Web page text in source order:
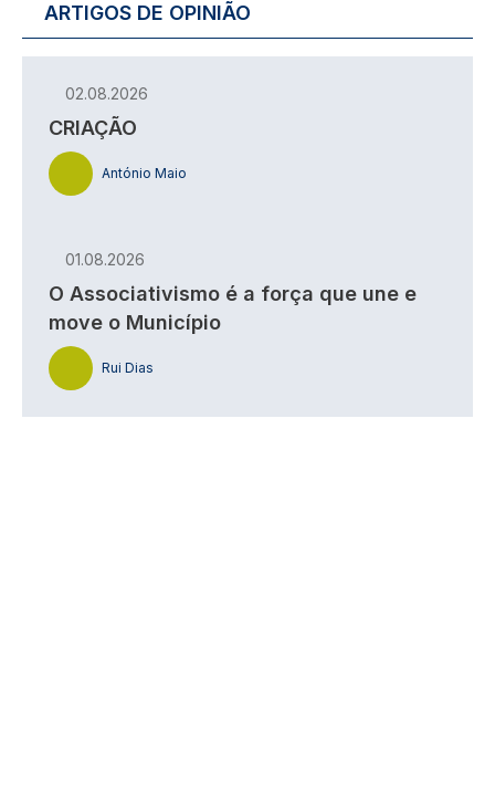
ARTIGOS DE OPINIÃO
02.08.2026
CRIAÇÃO
António Maio
01.08.2026
O Associativismo é a força que une e
move o Município
Rui Dias